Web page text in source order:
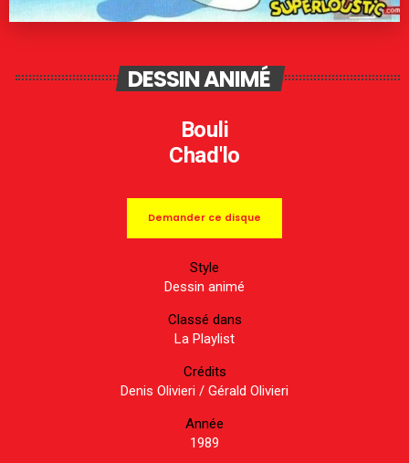
DESSIN ANIMÉ
Bouli
Chad'lo
Demander ce disque
Style
Dessin animé
Classé dans
La Playlist
Crédits
Denis Olivieri / Gérald Olivieri
Année
1989